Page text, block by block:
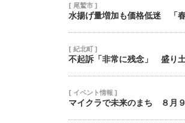
[ 尾鷲市 ]
水揚げ量増加も価格低迷 「
[ 紀北町 ]
不起訴「非常に残念」 盛り
[ イベント情報 ]
マイクラで未来のまち ８月